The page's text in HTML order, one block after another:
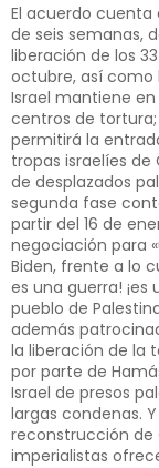
El acuerdo cuenta
de seis semanas,
liberación de los
octubre, así como
Israel mantiene
centros de
permitirá la
tropas israelíes de
de desplazados
segunda fase
partir del 16 de
negociación para
Biden, frente a lo
es una guerra!
pueblo de
además
la liberación de la
por parte de
Israel de presos
largas condenas.
reconstrucción de
imperialistas